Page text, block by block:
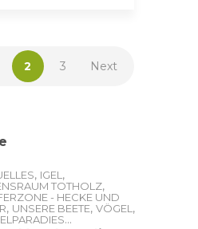
2 3 Next
, IGEL ,
TOTHOLZ,
- HECKE UND
, UNSERE BEETE, VÖGEL ,
...